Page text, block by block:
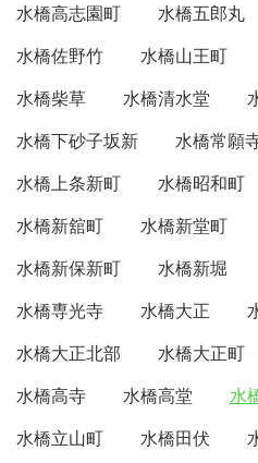
水橋高志園町
水橋五郎丸
水橋佐野竹
水橋山王町
水橋柴草
水橋清水堂
水橋下砂子坂新
水橋常願
水橋上条新町
水橋昭和町
水橋新舘町
水橋新堂町
水橋新保新町
水橋新堀
水橋専光寺
水橋大正
水橋大正北部
水橋大正町
水橋高寺
水橋高堂
水
水橋立山町
水橋田伏